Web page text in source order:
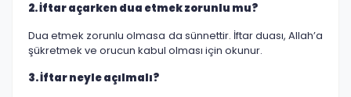
2. İftar açarken dua etmek zorunlu mu?
Dua etmek zorunlu olmasa da sünnettir. İftar duası, Allah’a
şükretmek ve orucun kabul olması için okunur.
3. İftar neyle açılmalı?